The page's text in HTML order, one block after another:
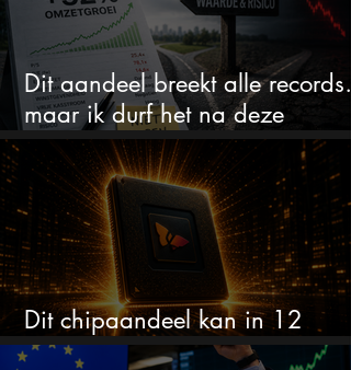
Dit aandeel breekt alle
maar ik durf het na deze
koersstijging niet te kopen
Dit chipaandeel kan in 12
maanden verdubbelen